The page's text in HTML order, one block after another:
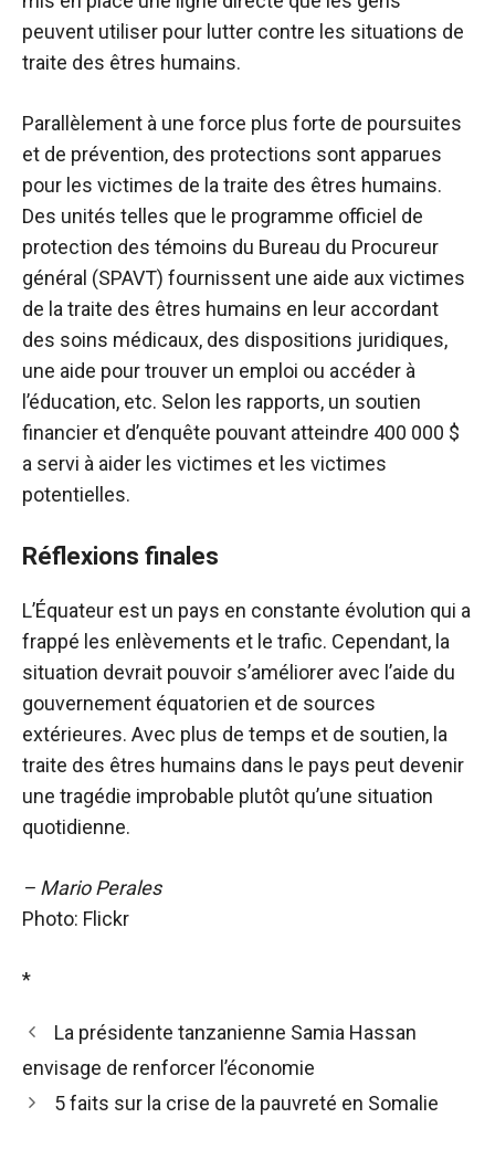
peuvent utiliser pour lutter contre les situations de
traite des êtres humains.
Parallèlement à une force plus forte de poursuites
et de prévention, des protections sont apparues
pour les victimes de la traite des êtres humains.
Des unités telles que le programme officiel de
protection des témoins du Bureau du Procureur
général (SPAVT) fournissent une aide aux victimes
de la traite des êtres humains en leur accordant
des soins médicaux, des dispositions juridiques,
une aide pour trouver un emploi ou accéder à
l’éducation, etc. Selon les rapports, un soutien
financier et d’enquête pouvant atteindre 400 000 $
a servi à aider les victimes et les victimes
potentielles.
Réflexions finales
L’Équateur est un pays en constante évolution qui a
frappé les enlèvements et le trafic. Cependant, la
situation devrait pouvoir s’améliorer avec l’aide du
gouvernement équatorien et de sources
extérieures. Avec plus de temps et de soutien, la
traite des êtres humains dans le pays peut devenir
une tragédie improbable plutôt qu’une situation
quotidienne.
– Mario Perales
Photo: Flickr
*
La présidente tanzanienne Samia Hassan
envisage de renforcer l’économie
5 faits sur la crise de la pauvreté en Somalie